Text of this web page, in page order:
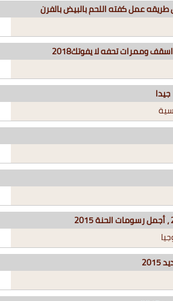
طريقه عمل كفته اللحم بالبيض بالفرن
وممرات تحفه لا يفوتك2018